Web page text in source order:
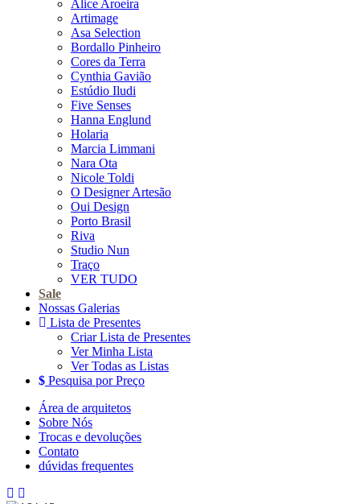
Alice Aroeira
Artimage
Asa Selection
Bordallo Pinheiro
Cores da Terra
Cynthia Gavião
Estúdio Iludi
Five Senses
Hanna Englund
Holaria
Marcia Limmani
Nara Ota
Nicole Toldi
O Designer Artesão
Oui Design
Porto Brasil
Riva
Studio Nun
Traço
VER TUDO
Sale
Nossas Galerias
Lista de Presentes
Criar Lista de Presentes
Ver Minha Lista
Ver Todas as Listas
Pesquisa por Preço
Área de arquitetos
Sobre Nós
Trocas e devoluções
Contato
dúvidas frequentes